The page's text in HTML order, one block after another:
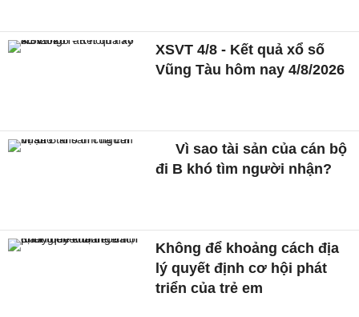
XSVT 4/8 - Kết quả xổ số
Vũng Tàu hôm nay 4/8/2026
Vì sao tài sản của cán bộ
đi B khó tìm người nhận?
Không để khoảng cách địa
lý quyết định cơ hội phát
triển của trẻ em